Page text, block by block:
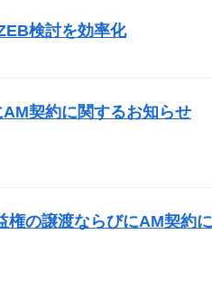
検討を効率化
契約に関するお知らせ
権の譲渡ならびにAM契約